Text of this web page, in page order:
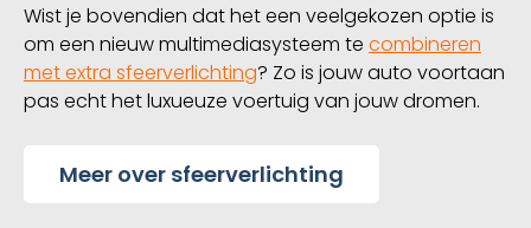
Wist je bovendien dat het een veelgekozen optie is
om een nieuw multimediasysteem te combineren
met extra sfeerverlichting? Zo is jouw auto voortaan
pas echt het luxueuze voertuig van jouw dromen.
Meer over sfeerverlichting